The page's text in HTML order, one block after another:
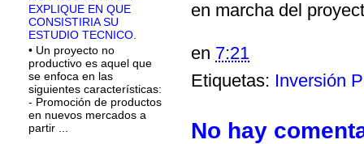
en marcha del
en 7:21
Etiquetas: Inversión
No hay
EXPLIQUE EN QUE
CONSISTIRIA SU
ESTUDIO TECNICO.
• Un proyecto no
productivo es aquel que
se enfoca en las
siguientes características:
- Promoción de productos
en nuevos mercados a
partir ...